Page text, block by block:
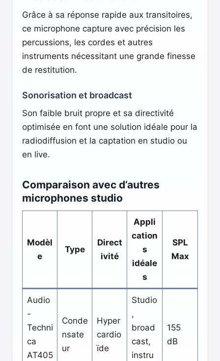
Grâce à sa réponse rapide aux transitoires,
ce microphone capture avec précision les
percussions, les cordes et autres
instruments nécessitant une grande finesse
de restitution.
Sonorisation et broadcast
Son faible bruit propre et sa directivité
optimisée en font une solution idéale pour la
radiodiffusion et la captation en studio ou
en live.
Comparaison avec d’autres
microphones studio
Modèl
e
Type
Direct
ivité
Appli
cation
s
idéale
s
SPL
Max
Audio
-
Techni
ca
AT405
Conde
nsate
ur
Hyper
cardio
ïde
Studio
,
broad
cast,
instru
155
dB